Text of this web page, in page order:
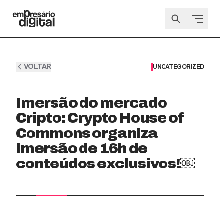
VOLTAR UNCATEGORIZED
Imersão do mercado
Cripto: Crypto House of
Commons organiza
imersão de 16h de
conteúdos exclusivos!￼